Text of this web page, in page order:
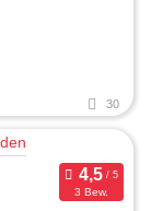
30
3 Bew.